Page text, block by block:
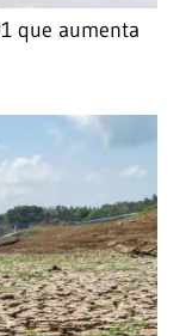
que aumenta